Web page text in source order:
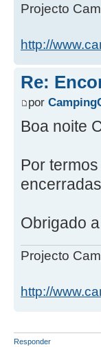
Projecto
http://
Re:
por
Boa noite
Por
Obrigado
Projecto
http://
Responder